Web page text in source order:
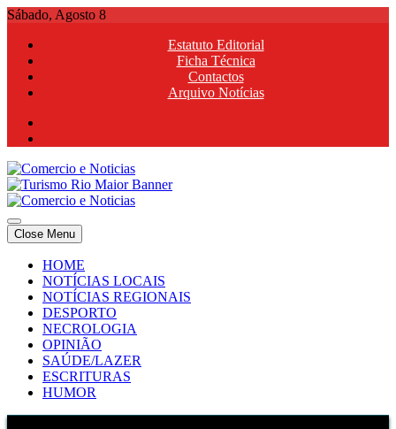
Skip
content
Sábado, Agosto 8
Estatuto Editorial
Ficha Técnica
Contactos
Arquivo Notícias
Comercio e Noticias
Notícias e Publicidade Online
Comercio e Noticias
Notícias e Publicidade Online
Close Menu
HOME
NOTÍCIAS LOCAIS
NOTÍCIAS REGIONAIS
DESPORTO
NECROLOGIA
OPINIÃO
SAÚDE/LAZER
ESCRITURAS
HUMOR